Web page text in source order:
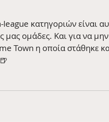
κατηγοριών είναι
μας ομάδες. Και για να
Town η οποία στάθηκε